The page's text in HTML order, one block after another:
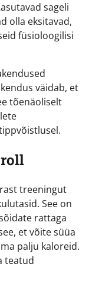
sageli
olla eksitavad,
füsioloogilisi
väidab, et
tõenäoliselt
treeningut
See on
rattaga
et võite süüa
palju kaloreid.
teatud